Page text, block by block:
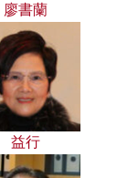
廖書蘭
益行